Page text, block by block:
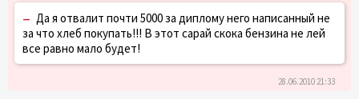
– Да я отвалит почти 5000 за диплому него написанный не
за что хлеб покупать!!! В этот сарай скока бензина не лей
все равно мало будет!
28.06.2010 21:33